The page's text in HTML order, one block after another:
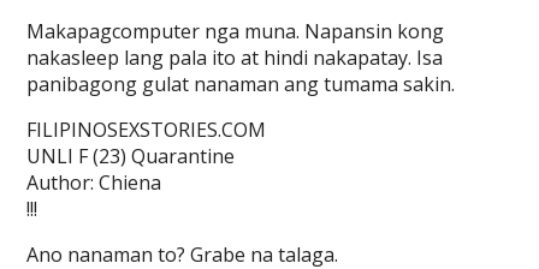
Makapagcomputer nga muna. Napansin kong
nakasleep lang pala ito at hindi nakapatay. Isa
panibagong gulat nanaman ang tumama sakin.
FILIPINOSEXSTORIES.COM
UNLI F (23) Quarantine
Author: Chiena
!!!
Ano nanaman to? Grabe na talaga.